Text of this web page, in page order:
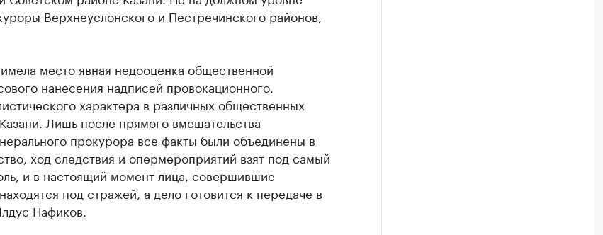
Верхнеуслонского и Пестречинского районов,
место явная недооценка общественной
нанесения надписей провокационного,
характера в различных общественных
Лишь после прямого вмешательства
прокурора все факты были объединены в
ход следствия и опермероприятий взят под самый
и в настоящий момент лица, совершившие
под стражей, а дело готовится к передаче в
Нафиков.